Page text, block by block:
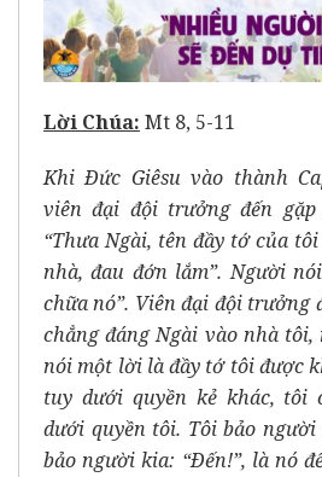
Lời Chúa: Mt 8, 5-11
Khi Ðức Giêsu vào thành
viên đại đội trưởng đến
“Thưa Ngài, tên đầy tớ của
nhà, đau đớn lắm”. Người
chữa nó”. Viên đại đội trưởng
chẳng đáng Ngài vào nhà
nói một lời là đầy tớ tôi được
tuy dưới quyền kẻ khác, tôi
dưới quyền tôi. Tôi bảo
bảo người kia: “Ðến!”, là nó